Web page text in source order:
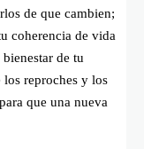
de que cambien;
coherencia de vida
de tu
reproches y los
que una nueva